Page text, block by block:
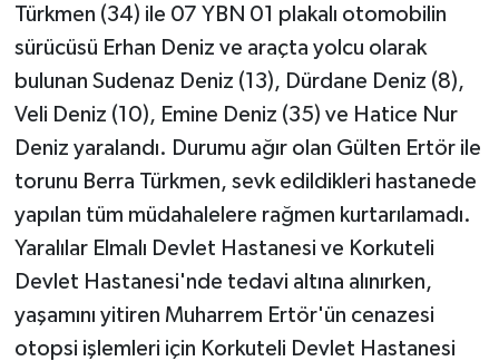
Türkmen (34) ile 07 YBN 01 plakalı otomobilin
sürücüsü Erhan Deniz ve araçta yolcu olarak
bulunan Sudenaz Deniz (13), Dürdane Deniz (8),
Veli Deniz (10), Emine Deniz (35) ve Hatice Nur
Deniz yaralandı. Durumu ağır olan Gülten Ertör ile
torunu Berra Türkmen, sevk edildikleri hastanede
yapılan tüm müdahalelere rağmen kurtarılamadı.
Yaralılar Elmalı Devlet Hastanesi ve Korkuteli
Devlet Hastanesi'nde tedavi altına alınırken,
yaşamını yitiren Muharrem Ertör'ün cenazesi
otopsi işlemleri için Korkuteli Devlet Hastanesi